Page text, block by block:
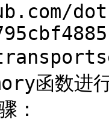
函数进
：